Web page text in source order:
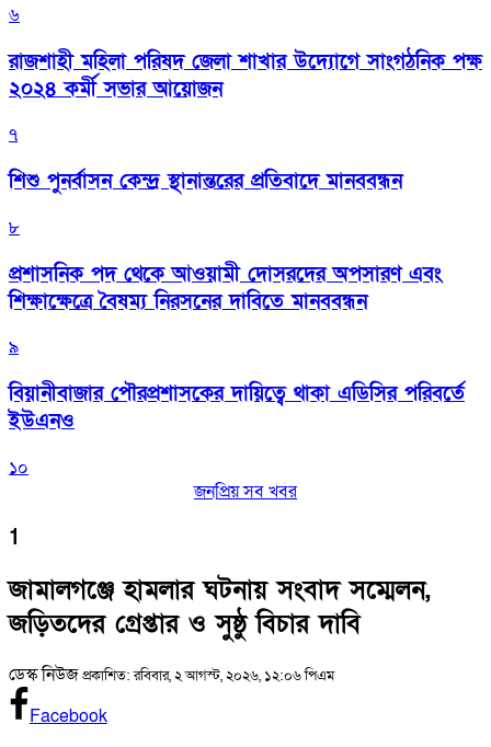
৬
রাজশাহী মহিলা পরিষদ জেলা শাখার উদ্যোগে সাংগঠনিক পক্ষ
২০২৪ কর্মী সভার আয়োজন
৭
শিশু পুনর্বাসন কেন্দ্র স্থানান্তরের প্রতিবাদে মানববন্ধন
৮
প্রশাসনিক পদ থেকে আওয়ামী দোসরদের অপসারণ এবং
শিক্ষাক্ষেত্রে বৈষম্য নিরসনের দাবিতে মানববন্ধন
৯
বিয়ানীবাজার পৌরপ্রশাসকের দায়িত্বে থাকা এডিসির পরিবর্তে
ইউএনও
১০
জনপ্রিয় সব খবর
1
জামালগঞ্জে হামলার ঘটনায় সংবাদ সম্মেলন,
জড়িতদের গ্রেপ্তার ও সুষ্ঠু বিচার দাবি
ডেস্ক নিউজপ্রকাশিত: রবিবার, ২ আগস্ট, ২০২৬, ১২:০৬ পিএম
Facebook